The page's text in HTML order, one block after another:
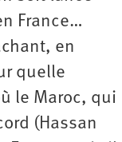
France…
en
quelle
le Maroc, qui
(Hassan